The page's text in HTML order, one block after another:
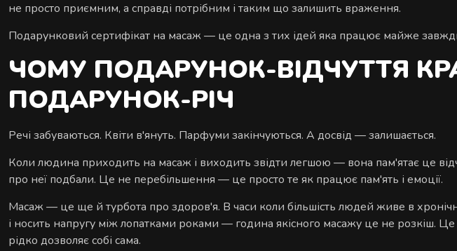
не просто приємним, а справді потрібним і таким що залишить враження.
Подарунковий сертифікат на масаж — це одна з тих ідей яка працює майже
ЧОМУ ПОДАРУНОК-ВІДЧУТТЯ
ПОДАРУНОК-РІЧ
Речі забуваються. Квіти в'януть. Парфуми закінчуються. А досвід — залишається.
Коли людина приходить на масаж і виходить звідти легшою — вона пам'ятає це
про неї подбали. Це не перебільшення — це просто те як працює пам'ять і емоції.
Масаж — це ще й турбота про здоров'я. В часи коли більшість людей живе в
і носить напругу між лопатками роками — година якісного масажу це не розкіш.
рідко дозволяє собі сама.